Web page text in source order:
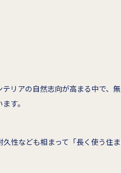
リアの自然志向が高まる中で、
す。
性なども相まって「長く使う住